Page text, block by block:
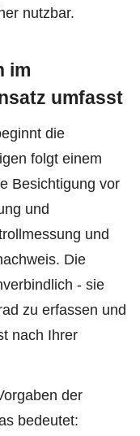
nutzbar.
im
umfasst
die
folgt einem
Besichtigung vor
und
und
Die
- sie
zu erfassen und
nach Ihrer
der
bedeutet: